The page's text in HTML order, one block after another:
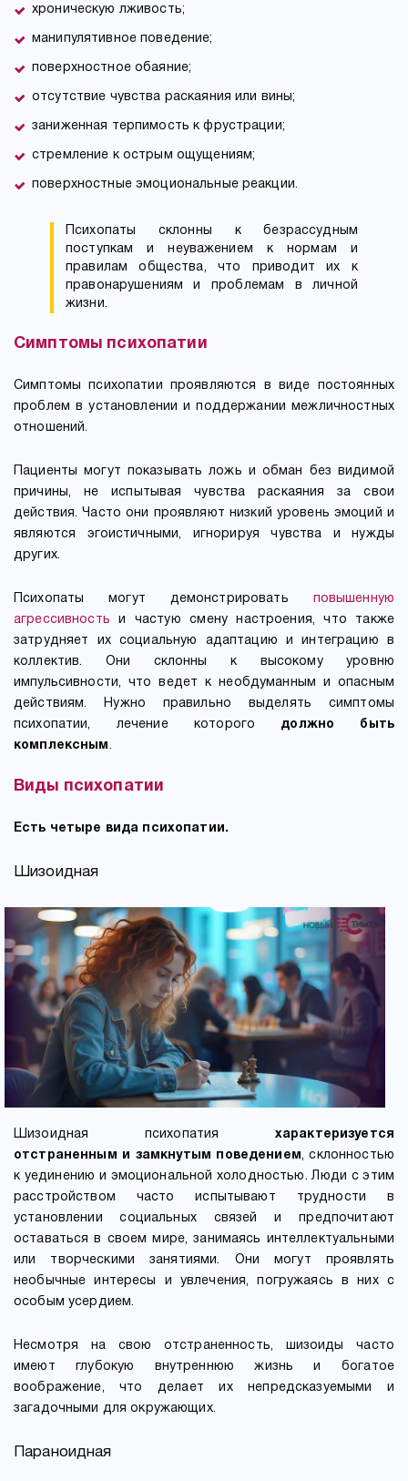
хроническую лживость;
манипулятивное поведение;
поверхностное обаяние;
отсутствие чувства раскаяния или вины;
заниженная терпимость к фрустрации;
стремление к острым ощущениям;
поверхностные эмоциональные реакции.
Психопаты склонны к безрассудным
поступкам и неуважением к нормам и
правилам общества, что приводит их к
правонарушениям и проблемам в личной
жизни.
Симптомы психопатии
Симптомы психопатии проявляются в виде постоянных
проблем в установлении и поддержании межличностных
отношений.
Пациенты могут показывать ложь и обман без видимой
причины, не испытывая чувства раскаяния за свои
действия. Часто они проявляют низкий уровень эмоций и
являются эгоистичными, игнорируя чувства и нужды
других.
Психопаты могут демонстрировать
повышенную
агрессивность и частую смену настроения, что также
затрудняет их социальную адаптацию и интеграцию в
коллектив. Они склонны к высокому уровню
импульсивности, что ведет к необдуманным и опасным
действиям. Нужно правильно выделять симптомы
психопатии, лечение которого должно быть
комплексным .
Виды психопатии
Есть четыре вида психопатии.
Шизоидная
Шизоидная психопатия характеризуется
отстраненным и замкнутым поведением, склонностью
к уединению и эмоциональной холодностью. Люди с этим
расстройством часто испытывают трудности в
установлении социальных связей и предпочитают
оставаться в своем мире, занимаясь интеллектуальными
или творческими занятиями. Они могут проявлять
необычные интересы и увлечения, погружаясь в них с
особым усердием.
Несмотря на свою отстраненность, шизоиды часто
имеют глубокую внутреннюю жизнь и богатое
воображение, что делает их непредсказуемыми и
загадочными для окружающих.
Параноидная